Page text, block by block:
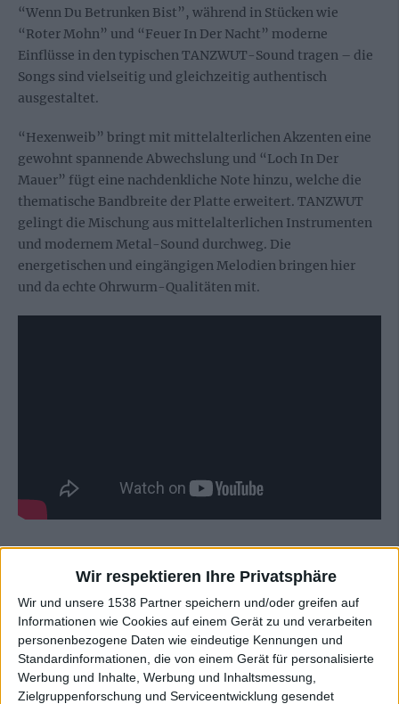
Wir respektieren Ihre Privatsphäre
Wir und unsere 1538 Partner speichern und/oder greifen auf
Informationen wie Cookies auf einem Gerät zu und verarbeiten
personenbezogene Daten wie eindeutige Kennungen und
Standardinformationen, die von einem Gerät für personalisierte
Werbung und Inhalte, Werbung und Inhaltsmessung,
Zielgruppenforschung und Serviceentwicklung gesendet
“Wenn Du Betrunken Bist”, während in Stücken wie
“Roter Mohn” und “Feuer In Der Nacht” moderne
Einflüsse in den typischen TANZWUT-Sound tragen – die
Songs sind vielseitig und gleichzeitig authentisch
ausgestaltet.
“Hexenweib” bringt mit mittelalterlichen Akzenten eine
gewohnt spannende Abwechslung und “Loch In Der
Mauer” fügt eine nachdenkliche Note hinzu, welche die
thematische Bandbreite der Platte erweitert. TANZWUT
gelingt die Mischung aus mittelalterlichen Instrumenten
und modernem Metal-Sound durchweg. Die
energetischen und eingängigen Melodien bringen hier
und da echte Ohrwurm-Qualitäten mit.
TANZWUT – Hits, Humor und Kollaborationen
Die hohe musikalische Qualität und das
abwechslungsreiche Songwriting erschweren es, ein
Highlight auszumachen. Besonders sticht das Duett im
Covertrack “Komet” mit Schattenmann hervor, dass in das
Gesamtwerk gut integriert ist und dennoch für einen